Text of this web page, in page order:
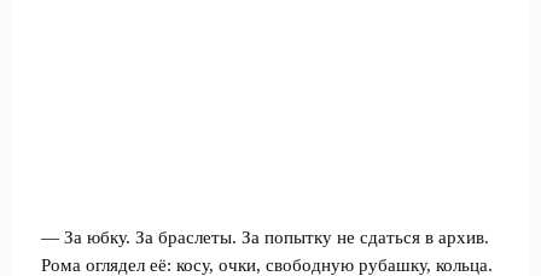
— За юбку. За браслеты. За попытку не сдаться в архив.
Рома оглядел её: косу, очки, свободную рубашку, кольца.